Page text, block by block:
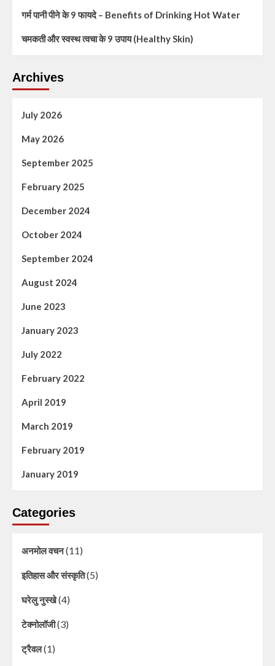
गर्म पानी पीने के 9 फायदे – Benefits of Drinking Hot Water
चमकती और स्वस्थ त्वचा के 9 उपाय (Healthy Skin)
Archives
July 2026
May 2026
September 2025
February 2025
December 2024
October 2024
September 2024
August 2024
June 2023
January 2023
July 2022
February 2022
April 2019
March 2019
February 2019
January 2019
Categories
अनमोल वचन(11)
इतिहास और संस्कृति(5)
घरेलु नुस्खे(4)
टेक्नोलॉजी(3)
ट्रैवल(1)